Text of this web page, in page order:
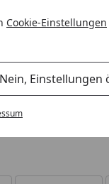
Cookie-Einstellungen
Nein, Einstellungen
inkl. gratis
Sorglos-Paket:
Portoforte